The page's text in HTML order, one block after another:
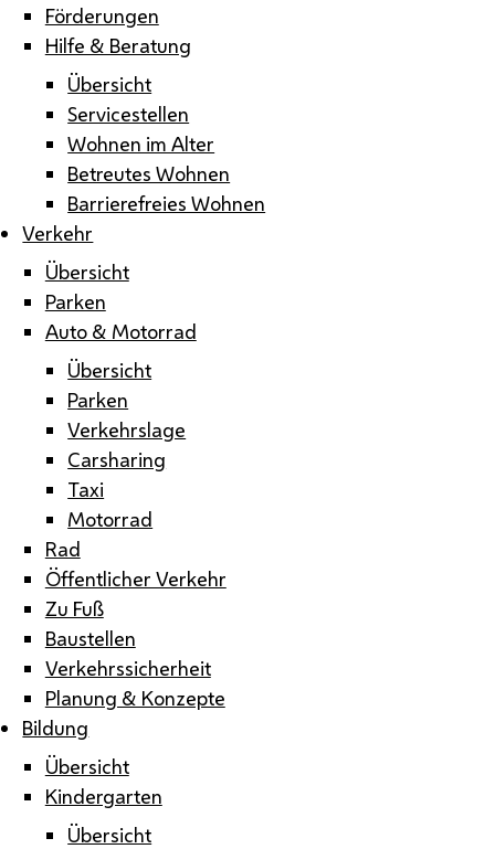
Förderungen
Hilfe & Beratung
Übersicht
Servicestellen
Wohnen im Alter
Betreutes Wohnen
Barrierefreies Wohnen
Verkehr
Übersicht
Parken
Auto & Motorrad
Übersicht
Parken
Verkehrslage
Carsharing
Taxi
Motorrad
Rad
Öffentlicher Verkehr
Zu Fuß
Baustellen
Verkehrssicherheit
Planung & Konzepte
Bildung
Übersicht
Kindergarten
Übersicht